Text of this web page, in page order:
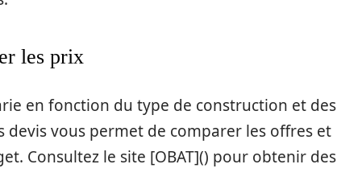
les prix
en fonction du type de construction et des
vous permet de comparer les offres et
Consultez le site [OBAT]() pour obtenir des